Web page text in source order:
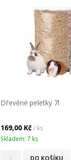
Dřevěné peletky 7l
169,00 Kč/ ks
Skladem: 7 ks